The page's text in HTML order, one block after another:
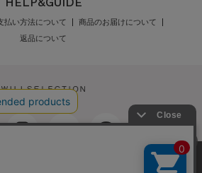
払い方法について
商品のお届けについて
返品について
Webの利便性向上に努め
数は店舗へお電話下さい